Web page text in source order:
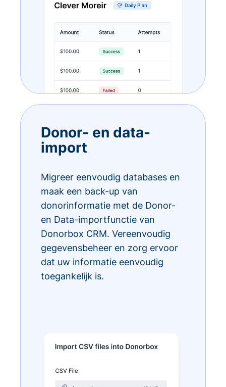
Donor- en data-
import
Migreer eenvoudig databases en
maak een back-up van
donorinformatie met de Donor-
en Data-importfunctie van
Donorbox CRM. Vereenvoudig
gegevensbeheer en zorg ervoor
dat uw informatie eenvoudig
toegankelijk is.